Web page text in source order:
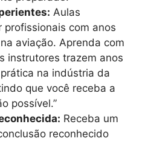
Aulas
profissionais com anos
aviação. Aprenda com
instrutores trazem anos
na indústria da
que você receba a
possível.”
Receba um
reconhecido